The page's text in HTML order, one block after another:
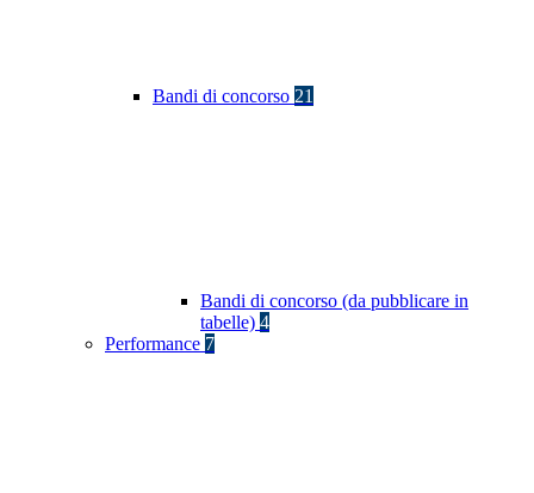
Bandi di concorso 21
Bandi di concorso (da pubblicare in
tabelle) 4
Performance 7